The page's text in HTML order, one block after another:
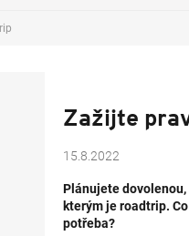
Zažijte
15.8.2022
Plánujete dovolenou,
kterým je roadtrip.
potřeba?